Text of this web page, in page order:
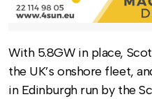
With 5.8GW in place,
the UK’s onshore fleet,
in Edinburgh run by the